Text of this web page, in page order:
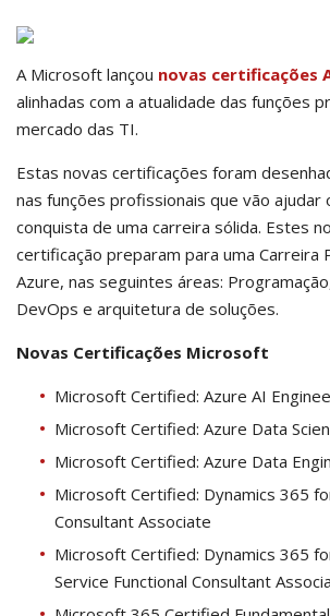
A Microsoft lançou novas certificações
alinhadas com a atualidade das funções
mercado das TI.
Estas novas certificações foram
nas funções profissionais que vão ajudar
conquista de uma carreira sólida. Estes
certificação preparam para uma Carreira
Azure, nas seguintes áreas:
DevOps e arquitetura de soluções.
Novas Certificações Microsoft
Microsoft Certified: Azure AI
Microsoft Certified: Azure Data
Microsoft Certified: Azure Data
Microsoft Certified: Dynamics 365
Consultant Associate
Microsoft Certified: Dynamics 365
Service Functional Consultant